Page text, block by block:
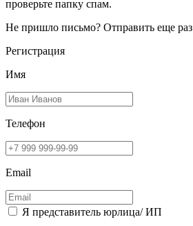
проверьте папку спам.
Не пришло письмо? Отправить еще раз
Регистрация
Имя
Телефон
Email
Я представитель юрлица/ ИП